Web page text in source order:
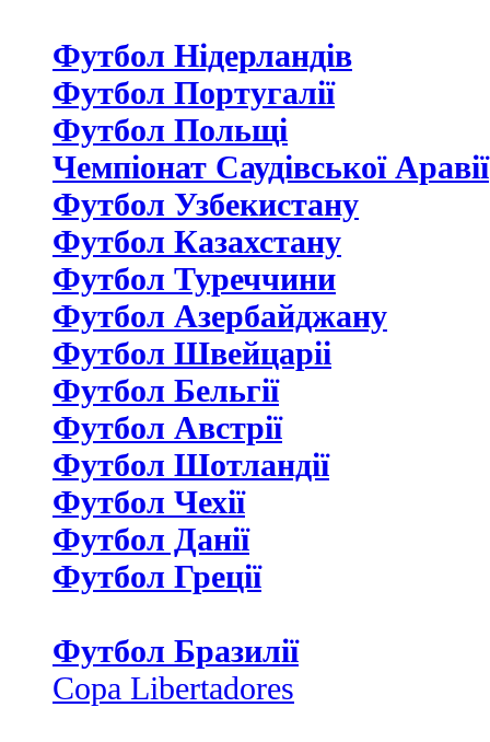
Футбол Нідерландiв
Футбол Португалії
Футбол Польщі
Чемпіонат Саудівської Аравії
Футбол Узбекистану
Футбол Казахстану
Футбол Туреччини
Футбол Азербайджану
Футбол Швейцаріі
Футбол Бельгії
Футбол Австрії
Футбол Шотландії
Футбол Чехії
Футбол Данії
Футбол Греції
Футбол Бразилії
Copa Libertadores